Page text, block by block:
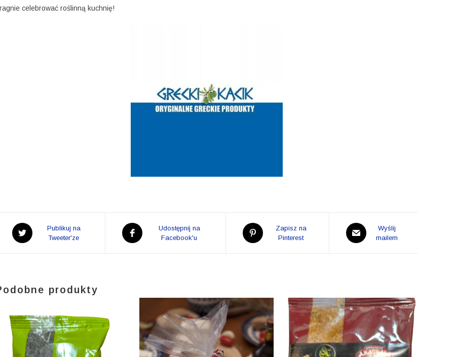
celebrować roślinną kuchnię!
Opens
in
Publikuj na
Tweeter'ze
Opens
in
Udostępnij na
Facebook'u
Opens
in
Zapisz na
Pinterest
Opens
in
Wyślij
mailem
produkty